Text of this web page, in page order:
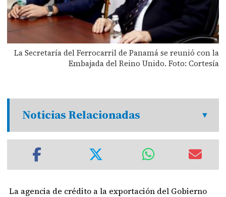
La Secretaría del Ferrocarril de Panamá se reunió con la
Embajada del Reino Unido. Foto: Cortesía
Noticias Relacionadas
La agencia de crédito a la exportación del Gobierno